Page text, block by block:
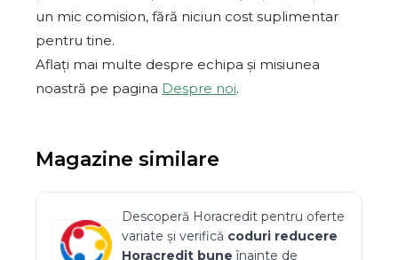
un mic comision, fără niciun cost suplimentar
pentru tine.
Aflați mai multe despre echipa și misiunea
noastră pe pagina Despre noi.
Magazine similare
Descoperă Horacredit pentru oferte
variate și verifică coduri reducere
Horacredit bune înainte de